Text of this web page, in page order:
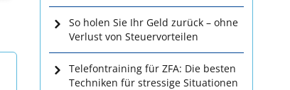
So holen Sie Ihr Geld zurück – ohne
Verlust von Steuervorteilen
Telefontraining für ZFA: Die besten
Techniken für stressige Situationen